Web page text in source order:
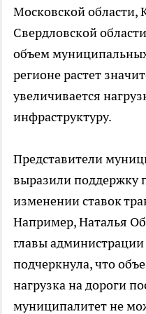
Московской области,
Свердловской
объем
регионе растет
увеличивается
инфраструктуру.
Представители
выразили поддержку
изменении ставок
Например, Наталья
главы администрации
подчеркнула, что
нагрузка на дороги
муниципалитет не